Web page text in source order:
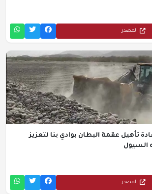
المصدر
تأهيل عقمة البطان بوادي بنا لتعزيز
السيول
المصدر